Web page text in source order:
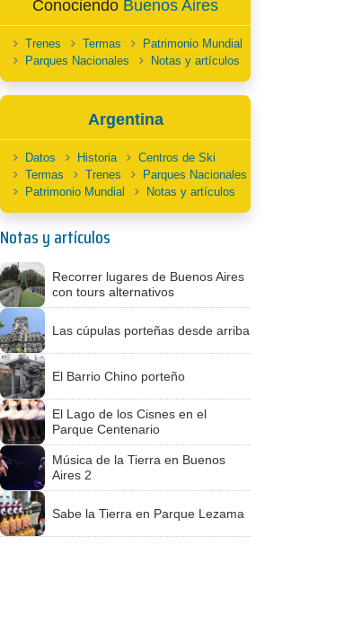
Conociendo Buenos Aires
Trenes Termas
Patrimonio Mundial
Parques Nacionales
Notas y artículos
Argentina
Datos Historia
Centros de Ski
Termas
Trenes
Parques Nacionales
Patrimonio Mundial
Notas y artículos
Notas y artículos
Recorrer lugares de Buenos Aires
con tours alternativos
Las cúpulas porteñas desde arriba
El Barrio Chino porteño
El Lago de los Cisnes en el
Parque Centenario
Música de la Tierra en Buenos
Aires 2
Sabe la Tierra en Parque Lezama